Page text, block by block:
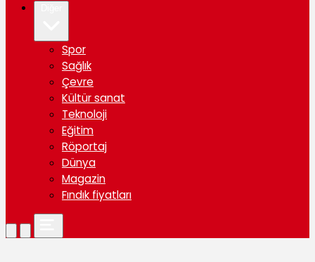
Spor
Sağlık
Çevre
Kültür sanat
Teknoloji
Eğitim
Röportaj
Dünya
Magazin
Fındık fiyatları